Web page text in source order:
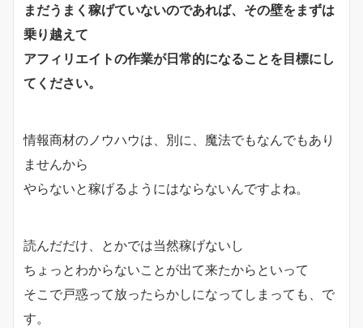
まだうまく稼げていないのであれば、その壁をまずは
乗り越えて
アフィリエイトの作業が日常的になることを目標にし
てください。
情報商材のノウハウは、別に、魔法でもなんでもあり
ませんから
やらないと稼げるようにはならないんですよね。
読んだだけ、とかでは当然稼げないし
ちょっとわからないことが出て来たからといって
そこで戸惑って放ったらかしになってしまっても、で
す。